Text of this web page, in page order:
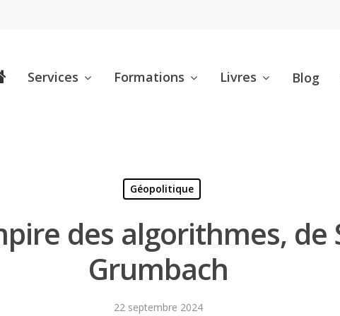
Services Formations Livres Blog
Géopolitique
des algorithmes, de
Grumbach
22 septembre 2024